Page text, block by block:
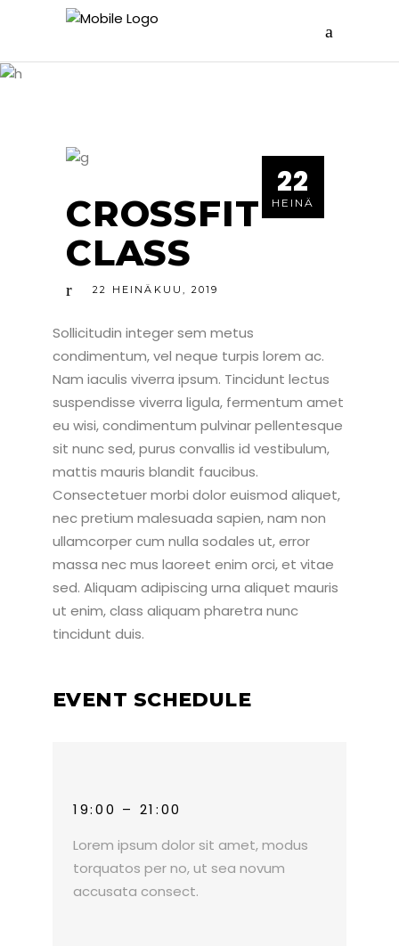
THIS PAGE IS ABOUT
CROSSFIT
22
HEINÄ
CROSSFIT
CLASS
22 HEINÄKUU, 2019
Sollicitudin integer sem metus
condimentum, vel neque turpis lorem ac.
Nam iaculis viverra ipsum. Tincidunt lectus
suspendisse viverra ligula, fermentum amet
eu wisi, condimentum pulvinar pellentesque
sit nunc sed, purus convallis id vestibulum,
mattis mauris blandit faucibus.
Consectetuer morbi dolor euismod aliquet,
nec pretium malesuada sapien, nam non
ullamcorper cum nulla sodales ut, error
massa nec mus laoreet enim orci, et vitae
sed. Aliquam adipiscing urna aliquet mauris
ut enim, class aliquam pharetra nunc
tincidunt duis.
EVENT SCHEDULE
19:00 – 21:00
Lorem ipsum dolor sit amet, modus
torquatos per no, ut sea novum
accusata consect.